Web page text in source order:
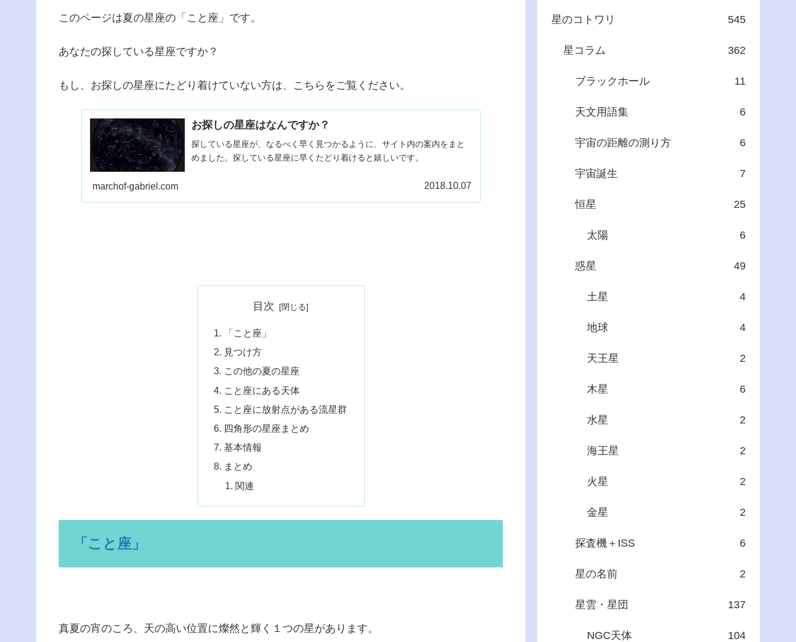
このページは夏の星座の「こと座」です。
あなたの探している星座ですか？
もし、お探しの星座にたどり着けていない方は、こちらをご覧ください。
お探しの星座はなんですか？
探している星座が、なるべく早く見つかるように、サイト内の案内をまと
めました。探している星座に早くたどり着けると嬉しいです。
marchof-gabriel.com 2018.10.07
目次
「こと座」
見つけ方
この他の夏の星座
こと座にある天体
こと座に放射点がある流星群
四角形の星座まとめ
基本情報
まとめ
関連
「こと座」
真夏の宵のころ、天の高い位置に燦然と輝く１つの星があります。
星のコトワリ 545
星コラム 362
ブラックホール 11
天文用語集 6
宇宙の距離の測り方 6
宇宙誕生 7
恒星 25
太陽 6
惑星 49
土星 4
地球 4
天王星 2
木星 6
水星 2
海王星 2
火星 2
金星 2
探査機＋ISS 6
星の名前 2
星雲・星団 137
NGC天体 104